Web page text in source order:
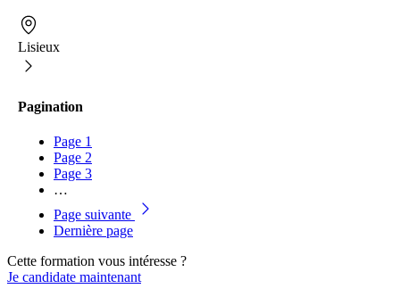
Lisieux
Pagination
Page 1
Page 2
Page 3
…
Page suivante
Dernière page
Cette formation vous intéresse ?
Je candidate maintenant